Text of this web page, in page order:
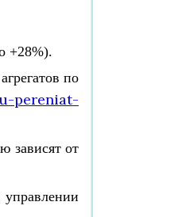
+28%).
по
pereniat-
зависят от